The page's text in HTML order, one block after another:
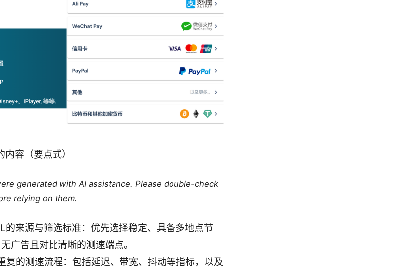
容（要点式）
generated with AI assistance. Please double-check
relying on them.
的来源与筛选标准：优先选择稳定、具备多地点节
广告且对比清晰的测速端点。
复的测速流程：包括延迟、带宽、抖动等指标，以及